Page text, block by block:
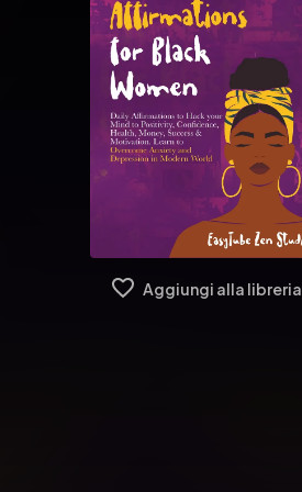
Aggiungi alla libreria